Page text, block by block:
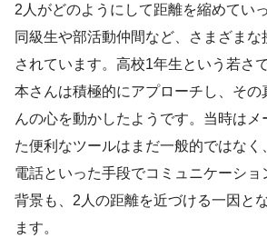
2人がどのようにして距離を縮めてい
同級生や部活動仲間など、さまざまな
されています。高校1年生という若さ
本さんは積極的にアプローチし、その
んの心を動かしたようです。当時はメ
た便利なツールはまだ一般的ではなく
電話といった手段でコミュニケーシ
背景も、2人の距離を近づける一因と
ます。